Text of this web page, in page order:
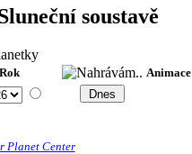
soustavě
Rok Animace
Planet Center